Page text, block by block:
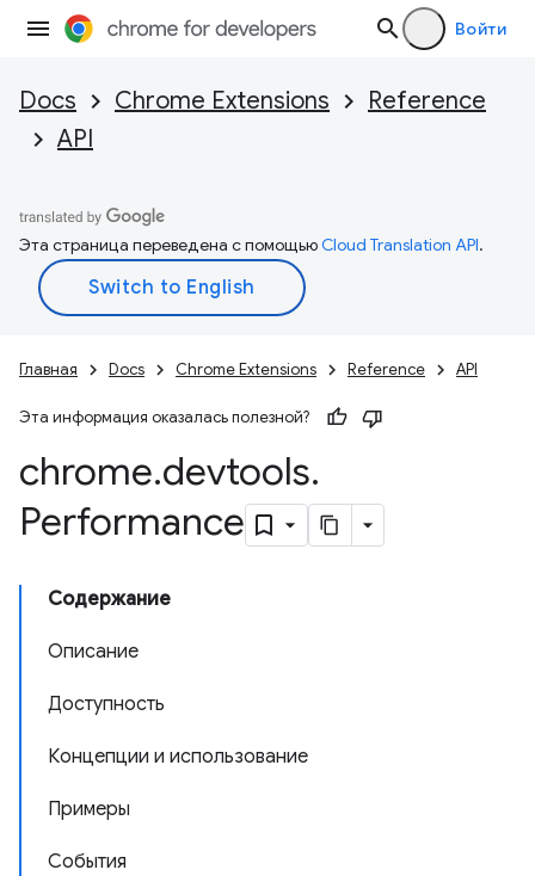
Войти
Docs Chrome Extensions
Reference
API
Эта страница переведена с помощьюCloud Translation API.
Главная Docs Chrome Extensions Reference API
Эта информация оказалась полезной?
chrome.devtools.
Performance
Содержание
Описание
Доступность
Концепции и использование
Примеры
События